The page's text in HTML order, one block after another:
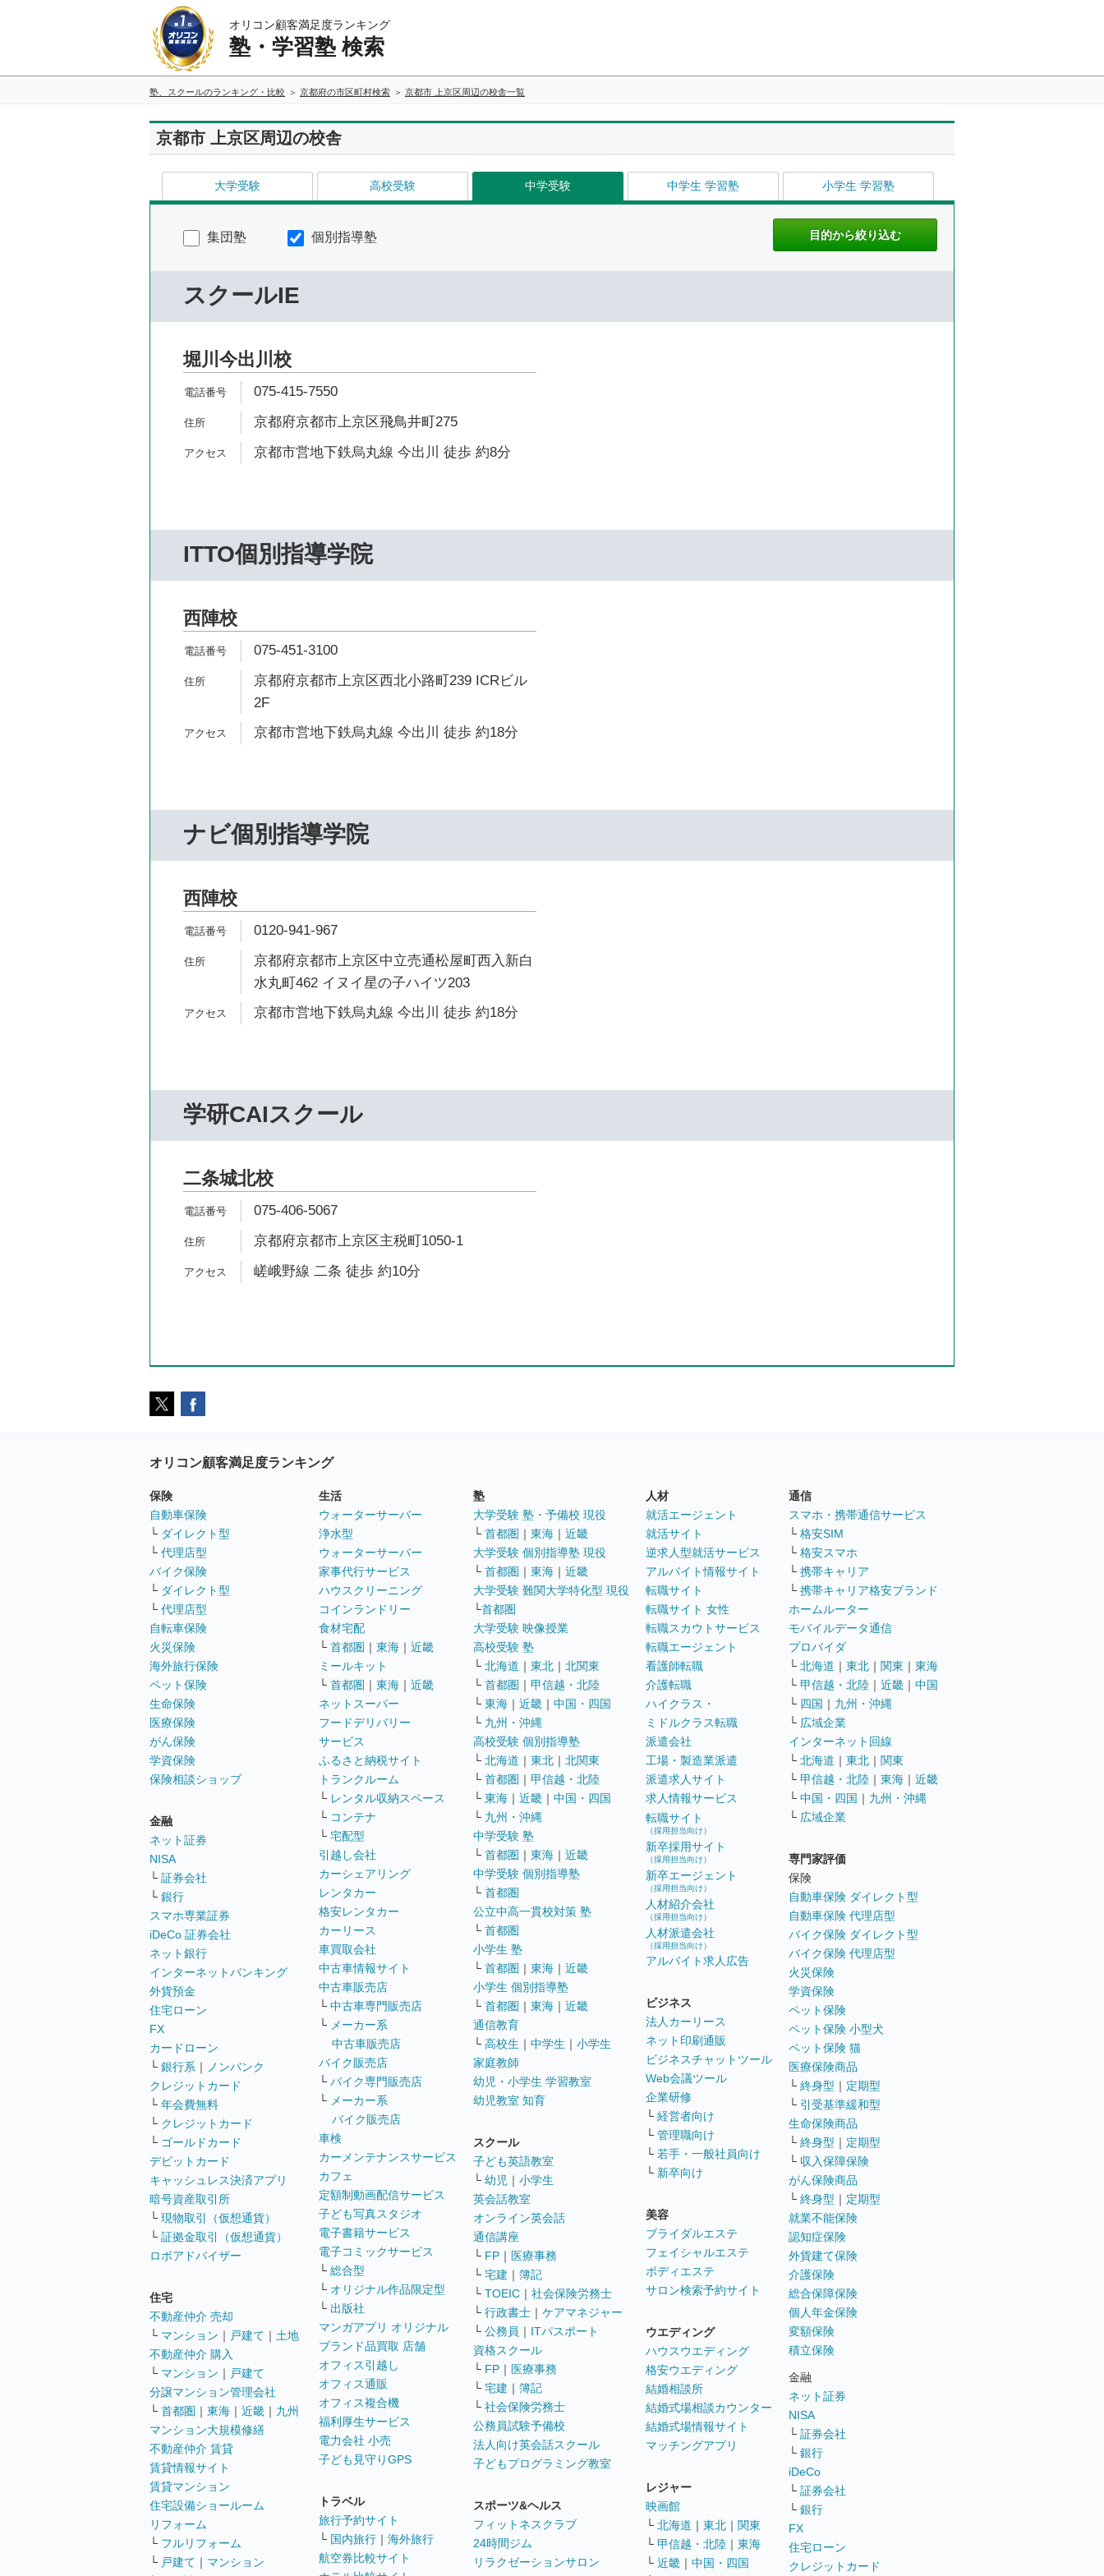
オリコン顧客満足度ランキング
塾・学習塾 検索
塾、スクールのランキング・比較 京都府の市区町村検索 京都市 上京区周辺の校舎一覧
京都市 上京区周辺の校舎
大学受験 高校受験 中学受験 中学生 学習塾 小学生 学習塾
集団塾 個別指導塾
スクールIE
堀川今出川校
075-415-7550
京都府京都市上京区飛鳥井町275
京都市営地下鉄烏丸線 今出川 徒歩 約8分
ITTO個別指導学院
西陣校
075-451-3100
京都府京都市上京区西北小路町239 ICRビル
2F
京都市営地下鉄烏丸線 今出川 徒歩 約18分
ナビ個別指導学院
西陣校
0120-941-967
京都府京都市上京区中立売通松屋町西入新白
水丸町462 イヌイ星の子ハイツ203
京都市営地下鉄烏丸線 今出川 徒歩 約18分
学研CAIスクール
二条城北校
075-406-5067
京都府京都市上京区主税町1050-1
嵯峨野線 二条 徒歩 約10分
オリコン顧客満足度ランキング
保険
自動車保険
└ ダイレクト型
└ 代理店型
バイク保険
└ ダイレクト型
└ 代理店型
自転車保険
火災保険
海外旅行保険
ペット保険
生命保険
医療保険
がん保険
学資保険
保険相談ショップ
金融
ネット証券
NISA
└ 証券会社
└ 銀行
スマホ専業証券
iDeCo 証券会社
ネット銀行
インターネットバンキング
外貨預金
住宅ローン
FX
カードローン
└ 銀行系 ｜
ノンバンク
クレジットカード
└ 年会費無料
└ クレジットカード
└ ゴールドカード
デビットカード
キャッシュレス決済アプリ
暗号資産取引所
└ 現物取引（仮想通貨）
└ 証拠金取引（仮想通貨）
ロボアドバイザー
住宅
不動産仲介 売却
└ マンション ｜ 戸建て ｜ 土地
不動産仲介 購入
└ マンション ｜ 戸建て
分譲マンション管理会社
└ 首都圏 ｜ 東海 ｜ 近畿 ｜ 九州
マンション大規模修繕
不動産仲介 賃貸
賃貸情報サイト
賃貸マンション
住宅設備ショールーム
リフォーム
└ フルリフォーム
└ 戸建て ｜ マンション
生活
ウォーターサーバー
浄水型
ウォーターサーバー
家事代行サービス
ハウスクリーニング
コインランドリー
食材宅配
└ 首都圏 ｜ 東海 ｜ 近畿
ミールキット
└ 首都圏 ｜ 東海 ｜ 近畿
ネットスーパー
フードデリバリー
サービス
ふるさと納税サイト
トランクルーム
└ レンタル収納スペース
└ コンテナ
└ 宅配型
引越し会社
カーシェアリング
レンタカー
格安レンタカー
カーリース
車買取会社
中古車情報サイト
中古車販売店
└ 中古車専門販売店
└ メーカー系
中古車販売店
バイク販売店
└ バイク専門販売店
└ メーカー系
バイク販売店
車検
カーメンテナンスサービス
カフェ
定額制動画配信サービス
子ども写真スタジオ
電子書籍サービス
電子コミックサービス
└ 総合型
└ オリジナル作品限定型
└ 出版社
マンガアプリ オリジナル
ブランド品買取 店舗
オフィス引越し
オフィス通販
オフィス複合機
福利厚生サービス
電力会社 小売
子ども見守りGPS
トラベル
旅行予約サイト
└ 国内旅行 ｜ 海外旅行
航空券比較サイト
塾
大学受験 塾・予備校 現役
└ 首都圏 ｜ 東海 ｜ 近畿
大学受験 個別指導塾 現役
└ 首都圏 ｜ 東海 ｜ 近畿
大学受験 難関大学特化型 現役
└首都圏
大学受験 映像授業
高校受験 塾
└ 北海道 ｜ 東北 ｜ 北関東
└ 首都圏 ｜ 甲信越・北陸
└ 東海 ｜ 近畿 ｜ 中国・四国
└ 九州・沖縄
高校受験 個別指導塾
└ 北海道 ｜ 東北 ｜ 北関東
└ 首都圏 ｜ 甲信越・北陸
└ 東海 ｜ 近畿 ｜ 中国・四国
└ 九州・沖縄
中学受験 塾
└ 首都圏 ｜ 東海 ｜ 近畿
中学受験 個別指導塾
└ 首都圏
公立中高一貫校対策 塾
└ 首都圏
小学生 塾
└ 首都圏 ｜ 東海 ｜ 近畿
小学生 個別指導塾
└ 首都圏 ｜ 東海 ｜ 近畿
通信教育
└ 高校生 ｜ 中学生 ｜ 小学生
家庭教師
幼児・小学生 学習教室
幼児教室 知育
スクール
子ども英語教室
└ 幼児 ｜ 小学生
英会話教室
オンライン英会話
通信講座
└ FP ｜ 医療事務
└ 宅建 ｜ 簿記
└ TOEIC ｜ 社会保険労務士
└ 行政書士 ｜ ケアマネジャー
└ 公務員 ｜ ITパスポート
資格スクール
└ FP ｜ 医療事務
└ 宅建 ｜ 簿記
└ 社会保険労務士
公務員試験予備校
法人向け英会話スクール
子どもプログラミング教室
スポーツ&ヘルス
フィットネスクラブ
24時間ジム
リラクゼーションサロン
人材
就活エージェント
就活サイト
逆求人型就活サービス
アルバイト情報サイト
転職サイト
転職サイト 女性
転職スカウトサービス
転職エージェント
看護師転職
介護転職
ハイクラス・
ミドルクラス転職
派遣会社
工場・製造業派遣
派遣求人サイト
求人情報サービス
転職サイト
（採用担当向け）
新卒採用サイト
（採用担当向け）
新卒エージェント
（採用担当向け）
人材紹介会社
（採用担当向け）
人材派遣会社
（採用担当向け）
アルバイト求人広告
ビジネス
法人カーリース
ネット印刷通販
ビジネスチャットツール
Web会議ツール
企業研修
└ 経営者向け
└ 管理職向け
└ 若手・一般社員向け
└ 新卒向け
美容
ブライダルエステ
フェイシャルエステ
ボディエステ
サロン検索予約サイト
ウエディング
ハウスウエディング
格安ウエディング
結婚相談所
結婚式場相談カウンター
結婚式場情報サイト
マッチングアプリ
レジャー
映画館
└ 北海道 ｜ 東北 ｜ 関東
└ 甲信越・北陸 ｜ 東海
└ 近畿 ｜ 中国・四国
通信
スマホ・携帯通信サービス
└ 格安SIM
└ 格安スマホ
└ 携帯キャリア
└ 携帯キャリア格安ブランド
ホームルーター
モバイルデータ通信
プロバイダ
└ 北海道 ｜ 東北 ｜ 関東 ｜ 東海
└ 甲信越・北陸 ｜ 近畿 ｜ 中国
└ 四国 ｜ 九州・沖縄
└ 広域企業
インターネット回線
└ 北海道 ｜ 東北 ｜ 関東
└ 甲信越・北陸 ｜ 東海 ｜ 近畿
└ 中国・四国 ｜ 九州・沖縄
└ 広域企業
専門家評価
保険
自動車保険 ダイレクト型
自動車保険 代理店型
バイク保険 ダイレクト型
バイク保険 代理店型
火災保険
学資保険
ペット保険
ペット保険 小型犬
ペット保険 猫
医療保険商品
└ 終身型 ｜ 定期型
└ 引受基準緩和型
生命保険商品
└ 終身型 ｜ 定期型
└ 収入保障保険
がん保険商品
└ 終身型 ｜ 定期型
就業不能保険
認知症保険
外貨建て保険
介護保険
総合保障保険
個人年金保険
変額保険
積立保険
金融
ネット証券
NISA
└ 証券会社
└ 銀行
iDeCo
└ 証券会社
└ 銀行
FX
住宅ローン
クレジットカード